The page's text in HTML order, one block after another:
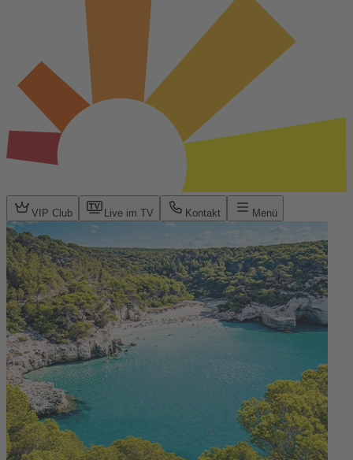
VIP Club Live im TV Kontakt Menü